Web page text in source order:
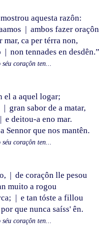
mostrou aquesta razôn:
| ambos fazer oraçôn
mar, ca per térra non,
| non tennades en desdên.”
séu coraçôn ten...
el a aquel logar;
| gran sabor de a matar,
| e deitou-a eno mar.
a Sennor que nos mantên.
séu coraçôn ten...
| de coraçôn lle pesou
muito a rogou
| e tan tóste a fillou
por que nunca saíss' ên.
séu coraçôn ten...